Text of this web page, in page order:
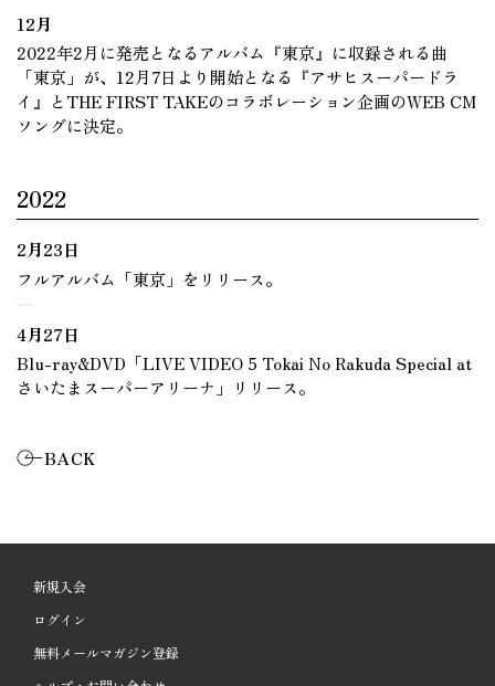
12月
2022年2月に発売となるアルバム『東京』に収録される曲
「東京」が、12月7日より開始となる『アサヒスーパードラ
イ』とTHE FIRST TAKEのコラボレーション企画のWEB CM
ソングに決定。
2022
2月23日
フルアルバム「東京」をリリース。
4月27日
Blu-ray&DVD「LIVE VIDEO 5 Tokai No Rakuda Special at
さいたまスーパーアリーナ」リリース。
BACK
新規入会
ログイン
無料メールマガジン登録